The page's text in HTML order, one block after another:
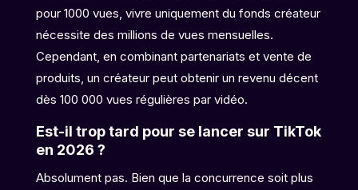
pour 1000 vues, vivre uniquement du fonds créateur
nécessite des millions de vues mensuelles.
Cependant, en combinant partenariats et vente de
produits, un créateur peut obtenir un revenu décent
dès 100 000 vues régulières par vidéo.
Est-il trop tard pour se lancer sur TikTok
en 2026 ?
Absolument pas. Bien que la concurrence soit plus